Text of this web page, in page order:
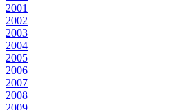
2001
2002
2003
2004
2005
2006
2007
2008
2009